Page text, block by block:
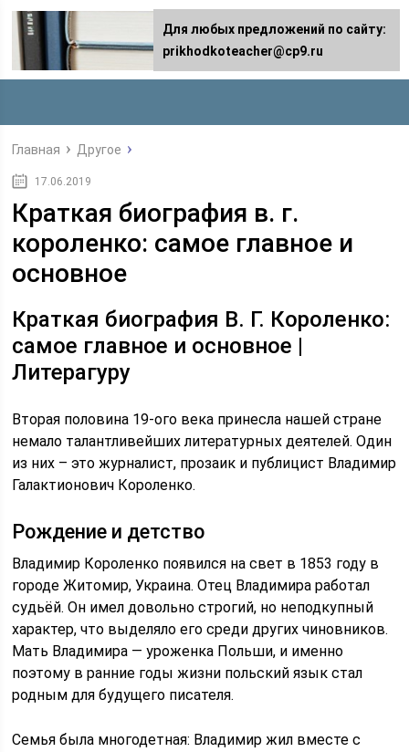
Главная Другое
17.06.2019
Краткая биография в. г.
короленко: самое главное и
основное
Краткая биография В. Г. Короленко:
самое главное и основное |
Литерагуру
Вторая половина 19-ого века принесла нашей стране
немало талантливейших литературных деятелей. Один
из них – это журналист, прозаик и публицист Владимир
Галактионович Короленко.
Рождение и детство
Владимир Короленко появился на свет в 1853 году в
городе Житомир, Украина. Отец Владимира работал
судьёй. Он имел довольно строгий, но неподкупный
характер, что выделяло его среди других чиновников.
Мать Владимира — уроженка Польши, и именно
поэтому в ранние годы жизни польский язык стал
родным для будущего писателя.
Семья была многодетная: Владимир жил вместе с
Для любых предложений по сайту:
prikhodkoteacher@cp9.ru